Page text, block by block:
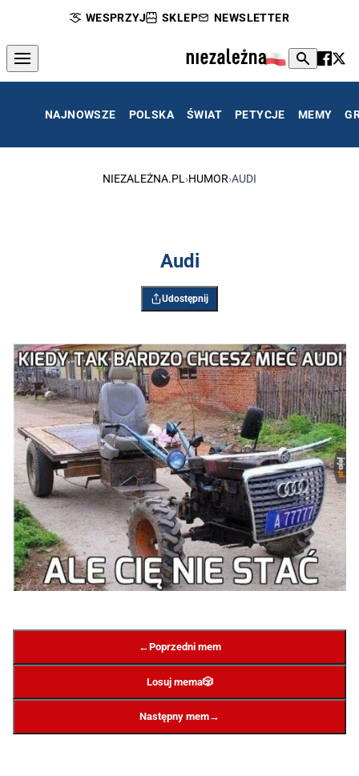
WESPRZYJ SKLEP NEWSLETTER
NAJNOWSZE POLSKA ŚWIAT PETYCJE MEMY
NIEZALEŻNA.PL ›HUMOR›AUDI
Audi
Udostępnij
←Poprzedni mem
Losuj mema🎲
Następny mem→